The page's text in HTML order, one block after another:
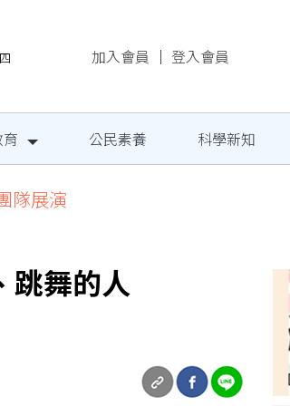
加入會員 ｜ 登入會員
公民素養 科學新知
隊展演
舞的人